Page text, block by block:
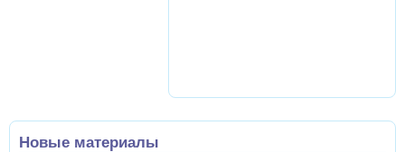
Новые материалы